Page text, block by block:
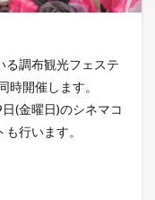
る調布観光フェステ
時開催します。
(金曜日)のシネマコ
行います。